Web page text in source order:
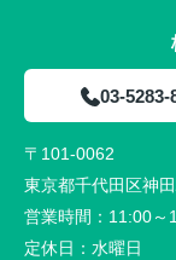
03-5283-
〒101-0062
東京都千代田区神
営業時間： 11:00～
定休日： 水曜日